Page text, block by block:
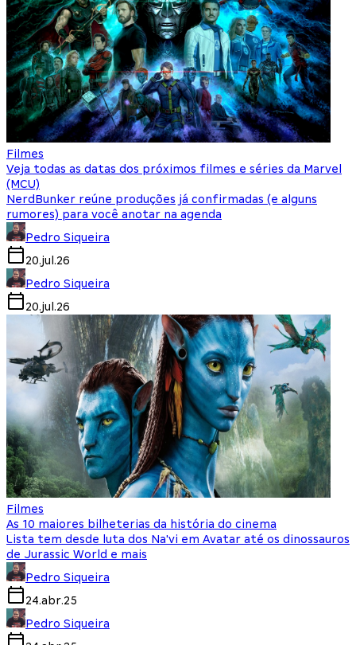
Filmes
Veja todas as datas dos próximos filmes e séries da Marvel
(MCU)
NerdBunker reúne produções já confirmadas (e alguns
rumores) para você anotar na agenda
Pedro Siqueira
20.jul.26
Pedro Siqueira
20.jul.26
Filmes
As 10 maiores bilheterias da história do cinema
Lista tem desde luta dos Na'vi em Avatar até os dinossauros
de Jurassic World e mais
Pedro Siqueira
24.abr.25
Pedro Siqueira